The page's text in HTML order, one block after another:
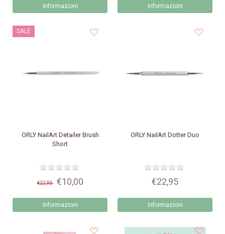
Informazioni Informazioni
SALE
ORLYNailArt Detailer Brush
Short
€22,95 €10,00
Informazioni
ORLY NailArt Dotter Duo
€22,95
Informazioni